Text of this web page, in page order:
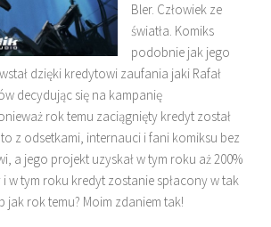
Bler. Człowiek ze
światła. Komiks
podobnie jak jego
dzięki kredytowi zaufania jaki Rafał
decydując się na kampanię
rok temu zaciągnięty kredyt został
z odsetkami, internauci i fani komiksu bez
a jego projekt uzyskał w tym roku aż 200%
i w tym roku kredyt zostanie spłacony w tak
jak rok temu? Moim zdaniem tak!